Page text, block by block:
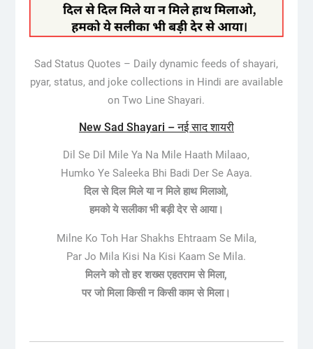
Sad Status Quotes – Daily dynamic feeds of shayari,
pyar, status, and joke collections in Hindi are available
on Two Line Shayari.
New Sad Shayari – नई साद शायरी
Dil Se Dil Mile Ya Na Mile Haath Milaao,
Humko Ye Saleeka Bhi Badi Der Se Aaya.
दिल से दिल मिले या न मिले हाथ मिलाओ,
हमको ये सलीका भी बड़ी देर से आया।
Milne Ko Toh Har Shakhs Ehtraam Se Mila,
Par Jo Mila Kisi Na Kisi Kaam Se Mila.
मिलने को तो हर शख्स एहतराम से मिला,
पर जो मिला किसी न किसी काम से मिला।